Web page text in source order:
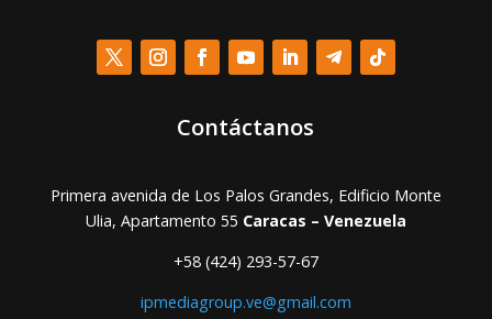
Contáctanos
Primera avenida de Los Palos Grandes, Edificio Monte
Ulia, Apartamento 55 Caracas – Venezuela
+58 (424) 293-57-67
ipmediagroup.ve@gmail.com